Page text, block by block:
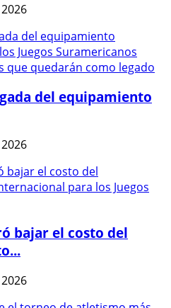
del equipamiento
bajar el costo del